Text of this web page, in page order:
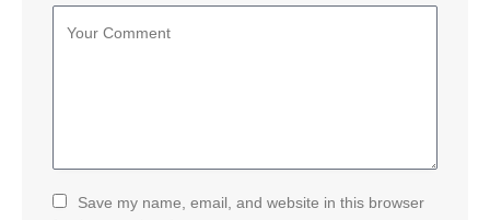
Save my name, email, and website in this browser